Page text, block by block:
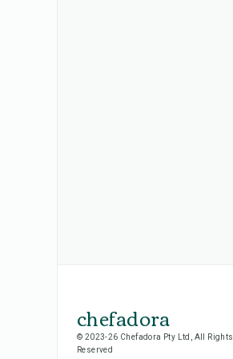
chefadora
© 2023-26 Chefadora Pty Ltd, All Rights
Reserved